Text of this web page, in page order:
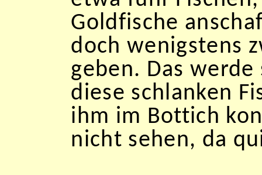
Goldfische
doch wenigstens
geben. Das
diese schlanken
ihm im Bottich
nicht sehen, da